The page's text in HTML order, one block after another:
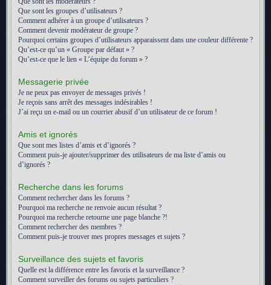
Que sont les groupes d’utilisateurs ?
Comment adhérer à un groupe d’utilisateurs ?
Comment devenir modérateur de groupe ?
Pourquoi certains groupes d’utilisateurs apparaissent dans une couleur différente ?
Qu’est-ce qu’un « Groupe par défaut » ?
Qu’est-ce que le lien « L’équipe du forum » ?
Messagerie privée
Je ne peux pas envoyer de messages privés !
Je reçois sans arrêt des messages indésirables !
J’ai reçu un e-mail ou un courrier abusif d’un utilisateur de ce forum !
Amis et ignorés
Que sont mes listes d’amis et d’ignorés ?
Comment puis-je ajouter/supprimer des utilisateurs de ma liste d’amis ou
d’ignorés ?
Recherche dans les forums
Comment rechercher dans les forums ?
Pourquoi ma recherche ne renvoie aucun résultat ?
Pourquoi ma recherche retourne une page blanche ?!
Comment rechercher des membres ?
Comment puis-je trouver mes propres messages et sujets ?
Surveillance des sujets et favoris
Quelle est la différence entre les favoris et la surveillance ?
Comment surveiller des forums ou sujets particuliers ?